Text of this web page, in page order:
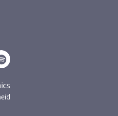
op Instagram
Volg ons op Spotify